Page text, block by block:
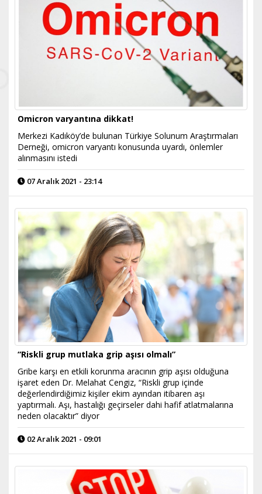
Omicron varyantına dikkat!
Merkezi Kadıköy’de bulunan Türkiye Solunum Araştırmaları
Derneği, omicron varyantı konusunda uyardı, önlemler
alınmasını istedi
07 Aralık 2021 - 23:14
“Riskli grup mutlaka grip aşısı olmalı”
Gribe karşı en etkili korunma aracının grip aşısı olduğuna
işaret eden Dr. Melahat Cengiz, “Riskli grup içinde
değerlendirdiğimiz kişiler ekim ayından itibaren aşı
yaptırmalı. Aşı, hastalığı geçirseler dahi hafif atlatmalarına
neden olacaktır” diyor
02 Aralık 2021 - 09:01